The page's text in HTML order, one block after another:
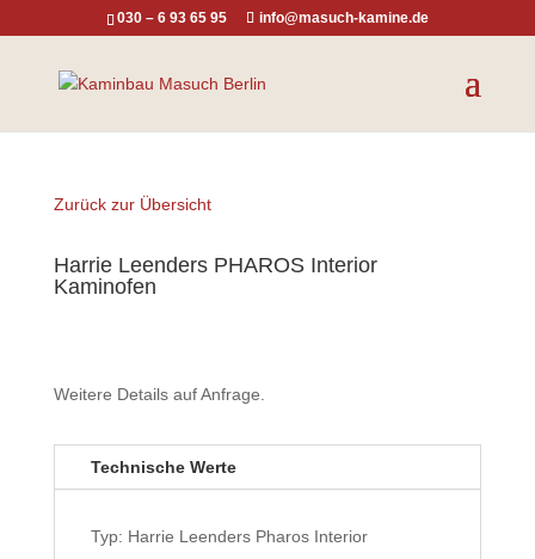
030 – 6 93 65 95 info@masuch-kamine.de
Zurück zur Übersicht
Harrie Leenders PHAROS Interior
Kaminofen
Weitere Details auf Anfrage.
Technische Werte
Typ: Harrie Leenders Pharos Interior